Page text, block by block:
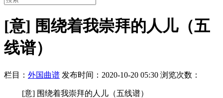
[意] 围绕着我崇拜的人儿（五
线谱）
栏目： 外国曲谱 发布时间：2020-10-20 05:30 浏览次数：
[意] 围绕着我崇拜的人儿（五线谱）